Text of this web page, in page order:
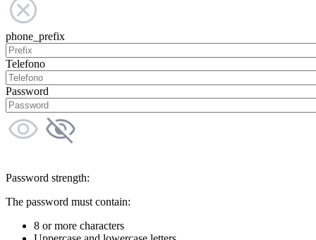
phone_prefix
Telefono
Password
Password strength:
The password must contain:
8 or more characters